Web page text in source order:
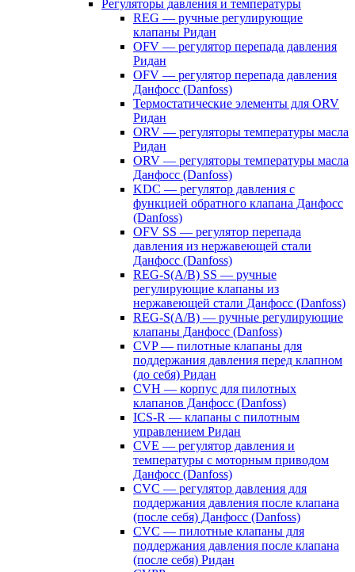
Регуляторы давления и температуры
REG — ручные регулирующие
клапаны Ридан
OFV — регулятор перепада давления
Ридан
OFV — регулятор перепада давления
Данфосс (Danfoss)
Термостатические элементы для ORV
Ридан
ORV — регуляторы температуры масла
Ридан
ORV — регуляторы температуры масла
Данфосс (Danfoss)
KDC — регулятор давления с
функцией обратного клапана Данфосс
(Danfoss)
OFV SS — регулятор перепада
давления из нержавеющей стали
Данфосс (Danfoss)
REG-S(A/B) SS — ручные
регулирующие клапаны из
нержавеющей стали Данфосс (Danfoss)
REG-S(A/B) — ручные регулирующие
клапаны Данфосс (Danfoss)
CVP — пилотные клапаны для
поддержания давления перед клапном
(до себя) Ридан
CVH — корпус для пилотных
клапанов Данфосс (Danfoss)
ICS-R — клапаны с пилотным
управлением Ридан
CVE — регулятор давления и
температуры с моторным приводом
Данфосс (Danfoss)
CVС — регулятор давления для
поддержания давления после клапана
(после себя) Данфосс (Danfoss)
CVС — пилотные клапаны для
поддержания давления после клапана
(после себя) Ридан